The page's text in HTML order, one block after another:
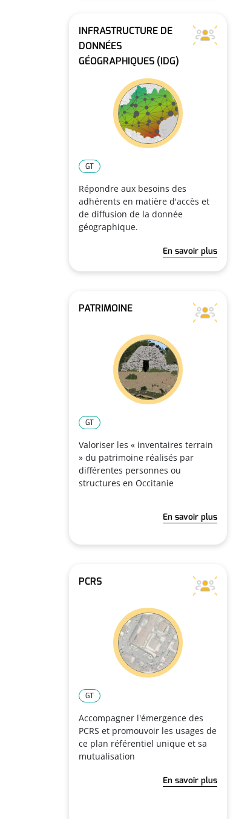
INFRASTRUCTURE DE
DONNÉES
GÉOGRAPHIQUES (IDG)
GT
Répondre aux besoins des
adhérents en matière d'accès et
de diffusion de la donnée
géographique.
En savoir plus
PATRIMOINE
GT
Valoriser les « inventaires terrain
» du patrimoine réalisés par
différentes personnes ou
structures en Occitanie
En savoir plus
PCRS
GT
Accompagner l'émergence des
PCRS et promouvoir les usages de
ce plan référentiel unique et sa
mutualisation
En savoir plus